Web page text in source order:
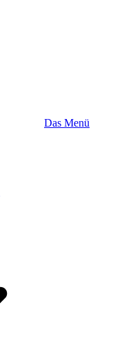
Das Menü